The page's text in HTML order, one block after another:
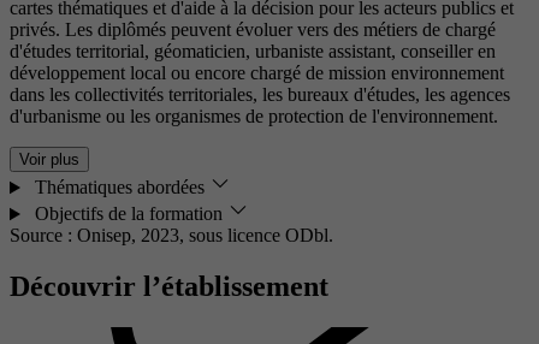
cartes thématiques et d'aide à la décision pour les acteurs publics et
privés. Les diplômés peuvent évoluer vers des métiers de chargé
d'études territorial, géomaticien, urbaniste assistant, conseiller en
développement local ou encore chargé de mission environnement
dans les collectivités territoriales, les bureaux d'études, les agences
d'urbanisme ou les organismes de protection de l'environnement.
Voir plus
Thématiques abordées
Objectifs de la formation
Source : Onisep, 2023, sous licence ODbl.
Découvrir l’établissement